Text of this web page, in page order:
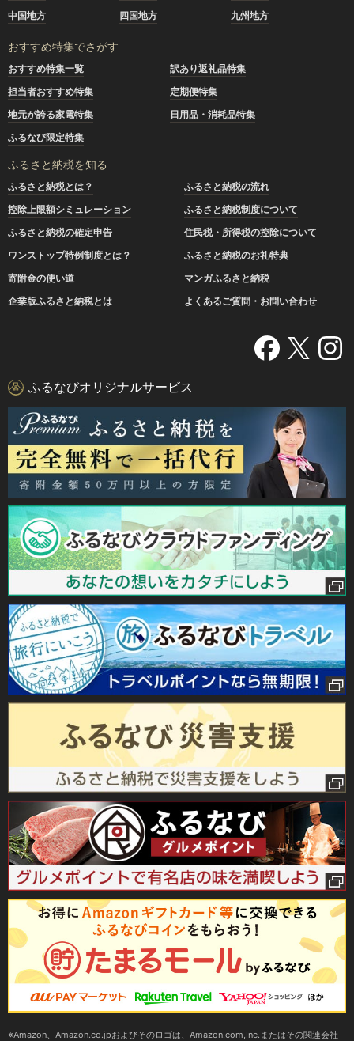
中国地方
四国地方 九州地方
おすすめ特集でさがす
おすすめ特集一覧
訳あり返礼品特集
担当者おすすめ特集
定期便特集
地元が誇る家電特集
日用品・消耗品特集
ふるなび限定特集
ふるさと納税を知る
ふるさと納税とは？
ふるさと納税の流れ
控除上限額シミュレーション
ふるさと納税制度について
ふるさと納税の確定申告
住民税・所得税の控除について
ワンストップ特例制度とは？
ふるさと納税のお礼特典
寄附金の使い道
マンガふるさと納税
企業版ふるさと納税とは
よくあるご質問・お問い合わせ
ふるなびオリジナルサービス
Amazon、Amazon.co.jpおよびそのロゴは、Amazon.com,Inc.またはその関連会社